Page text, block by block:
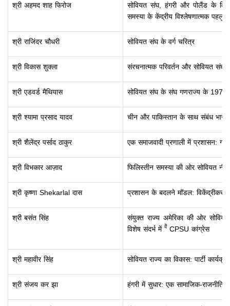
श्री अहमद शाह फिरोज
सोवियत संघ, हंगरी और पोलैंड के
समस्या के केंद्रीय विश्लेषणात्मक
श्री राजिंदर चौधरी सोवियत संघ के वर्ग चरित्र
श्री विकास शुक्ला संरचनात्मक परिवर्तन और सोवियत
श्री एडवर्ड मैथियास सोवियत संघ के संघ गणराज्य के 1978
श्री श्यामा प्रसाद यादव चीन और पाकिस्तान के साथ संबंध भारत
श्री शैलेंद्र पर्साद ठाकुर एक समाजवादी प्रणाली में प्रशासन:
श्री विभकार आज़ाद फिलिस्तीन समस्या की ओर सोवियत
श्री कृष्णा Shekarlal दास प्रशासन के बदलने मॉडल:
श्री बसंत सिंह
संयुक्त राज्य अमेरिका की ओर
विशेष संदर्भ में वें CPSU कांग्रेस
श्री महावीर सिंह सोवियत राज्य का विकास: पार्टी
श्री संजय कर झा हंगरी में सुधार: एक सामाजिक-